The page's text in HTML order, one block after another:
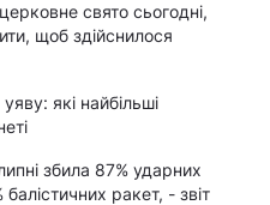
свято сьогодні,
щоб здійснилося
які найбільші
збила 87% ударних
балістичних ракет, - звіт